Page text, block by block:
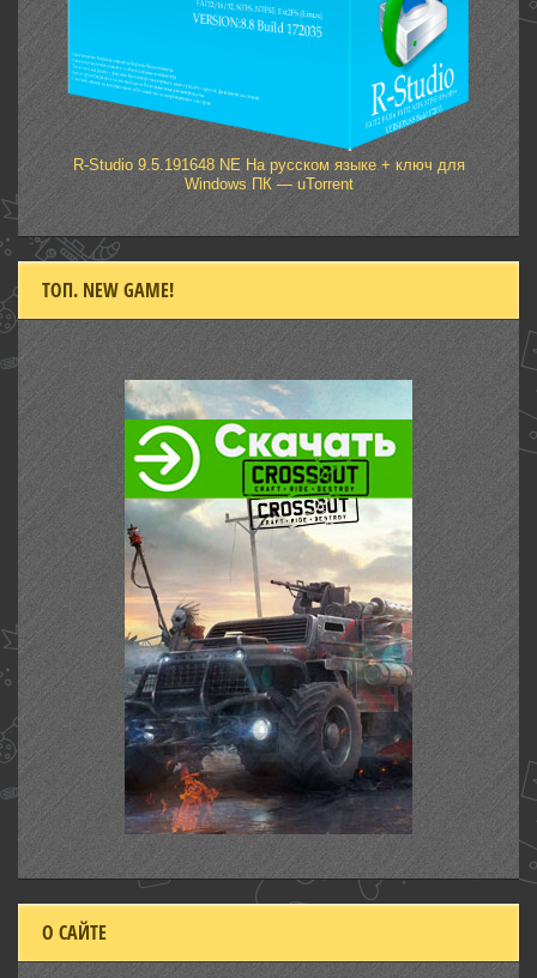
R-Studio 9.5.191648 NE На русском языке + ключ для
Windows ПК — uTorrent
ТОП. NEW GAME!
О САЙТЕ